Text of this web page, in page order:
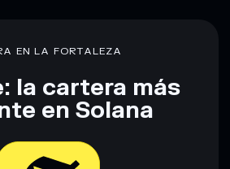
EN LA FORTALEZA
la cartera más
en Solana